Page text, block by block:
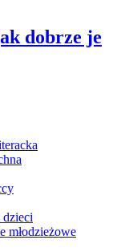
dobrze je
młodzieżowe